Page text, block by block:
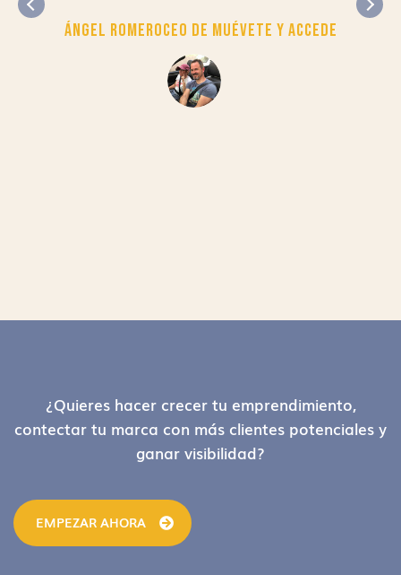
Ángel RomeroCEO de Muévete y Accede
Footer¿Quieres hacer crecer tu emprendimiento,
contectar tu marca con más clientes potenciales y
ganar visibilidad?
EMPEZAR AHORA